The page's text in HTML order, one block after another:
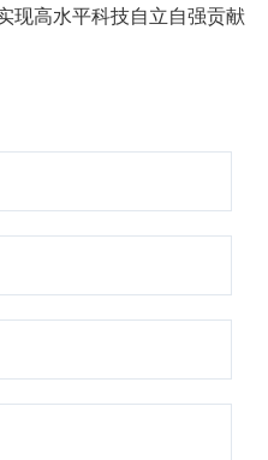
现高水平科技自立自强贡献